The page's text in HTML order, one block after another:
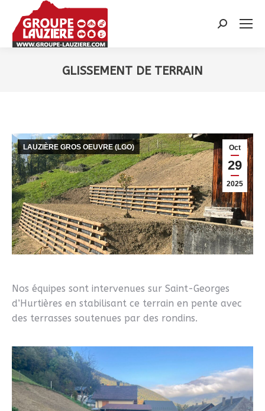
Recherche
GLISSEMENT DE TERRAIN
Oct
29
2025
LAUZIÈRE GROS OEUVRE (LGO)
Nos équipes sont intervenues sur Saint-Georges
d’Hurtières en stabilisant ce terrain en pente avec
des terrasses soutenues par des rondins.